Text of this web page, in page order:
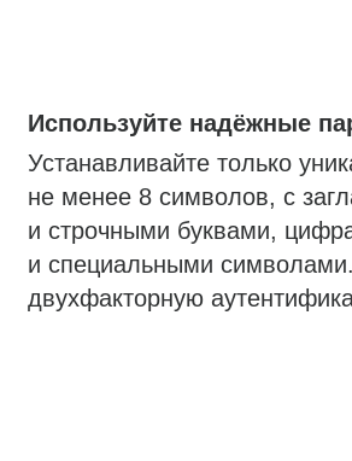
Используйте надёжные
Устанавливайте только
не менее 8 символов, с
и строчными буквами,
и специальными
двухфакторную